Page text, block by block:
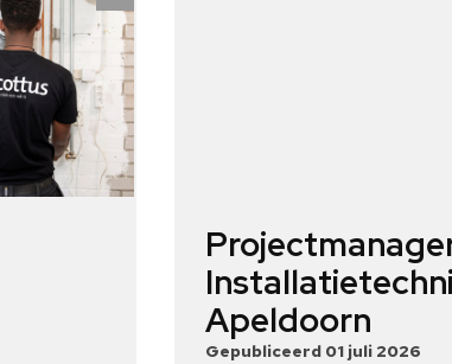
Apeldoorn
Gepubliceerd 01 juli 2026